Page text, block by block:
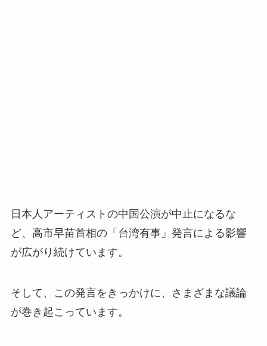
日本人アーティストの中国公演が中止になるな
ど、高市早苗首相の「台湾有事」発言による影響
が広がり続けています。
そして、この発言をきっかけに、さまざまな議論
が巻き起こっています。